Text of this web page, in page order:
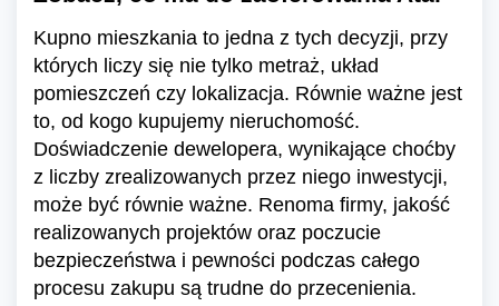
Kupno mieszkania to jedna z tych decyzji, przy
których liczy się nie tylko metraż, układ
pomieszczeń czy lokalizacja. Równie ważne jest
to, od kogo kupujemy nieruchomość.
Doświadczenie dewelopera, wynikające choćby
z liczby zrealizowanych przez niego inwestycji,
może być równie ważne. Renoma firmy, jakość
realizowanych projektów oraz poczucie
bezpieczeństwa i pewności podczas całego
procesu zakupu są trudne do przecenienia.